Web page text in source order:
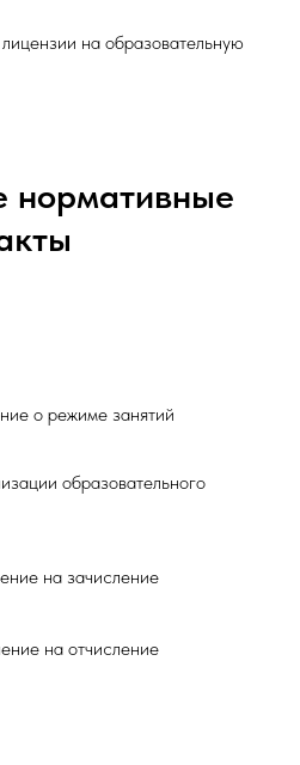
на образовательную
нормативные
о режиме занятий
образовательного
на зачисление
на отчисление